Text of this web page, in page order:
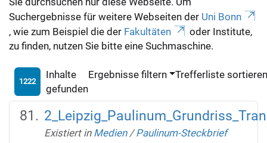
Suchergebnisse für weitere Webseiten der Uni Bonn
, wie zum Beispiel die der Fakultäten
oder Institute,
zu finden, nutzen Sie bitte eine Suchmaschine.
1222
Inhalte
gefunden
Ergebnisse filtern Trefferliste
Existiert in Medien /Paulinum-Steckbrief